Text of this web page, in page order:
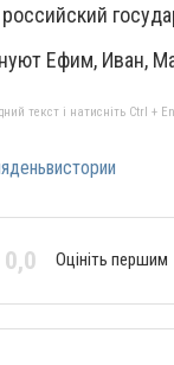
Ефим, Иван,
текст і натисніть Ctrl +
0,0 Оцініть першим